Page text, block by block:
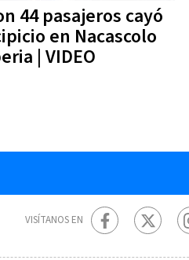
44 pasajeros cayó
en Nacascolo
| VIDEO
VISÍTANOS EN